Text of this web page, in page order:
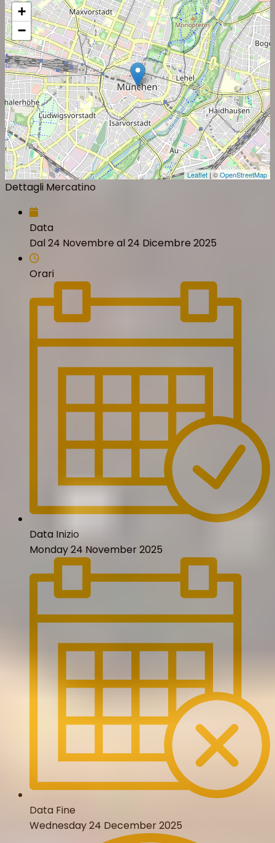
+
−
Leaflet | ©OpenStreetMap
Dettagli Mercatino
Data
Dal 24 Novembre al 24 Dicembre 2025
Orari
Data Inizio
Monday 24 November 2025
Data Fine
Wednesday 24 December 2025